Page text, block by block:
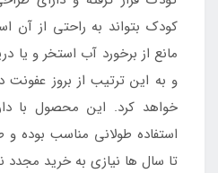
کودک بتواند به راحتی از آن
مانع از برخورد آب استخر و
و به این ترتیب از بروز
خواهد کرد. این محصول با
استفاده طولانی مناسب بوده
تا سال ها نیازی به خرید